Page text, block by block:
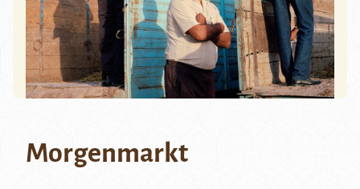
Morgenmarkt